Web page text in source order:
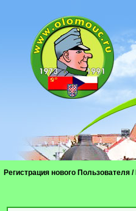
Регистрация нового Пользователя /